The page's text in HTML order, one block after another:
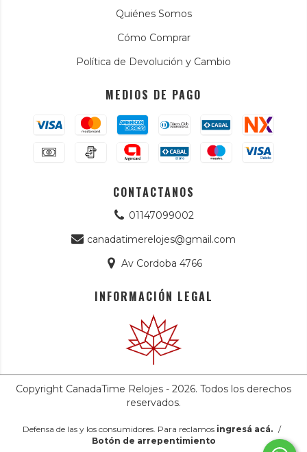
Quiénes Somos
Cómo Comprar
Política de Devolución y Cambio
MEDIOS DE PAGO
CONTACTANOS
01147099002
canadatimerelojes@gmail.com
Av Cordoba 4766
INFORMACIÓN LEGAL
Copyright CanadaTime Relojes - 2026. Todos los derechos
reservados.
Defensa de las y los consumidores. Para reclamos ingresá acá. /
Botón de arrepentimiento